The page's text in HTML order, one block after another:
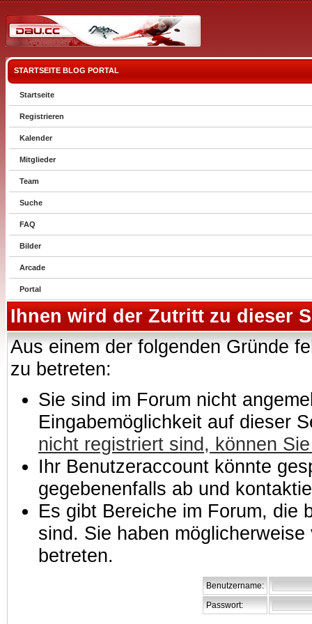
STARTSEITE BLOG PORTAL
Startseite
Registrieren
Kalender
Mitglieder
Team
Suche
FAQ
Bilder
Arcade
Portal
Ihnen wird der Zutritt zu dieser
Aus einem der folgenden Gründe
zu betreten:
Sie sind im Forum nicht
Eingabemöglichkeit auf dieser
nicht registriert sind, können
Ihr Benutzeraccount könnte
gegebenenfalls ab und
Es gibt Bereiche im Forum, die
sind. Sie haben
betreten.
Benutzername:
Passwort: